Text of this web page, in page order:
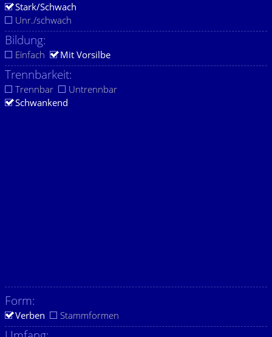
Stark/Schwach
Unr./schwach
Bildung:
Einfach Mit Vorsilbe
Trennbarkeit:
Trennbar
Untrennbar
Schwankend
Form:
Verben Stammformen